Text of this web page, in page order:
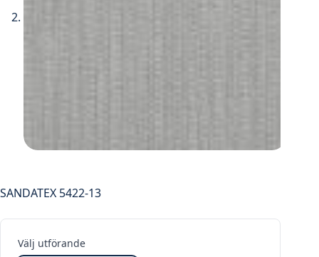
SANDATEX 5422-13
Välj utförande